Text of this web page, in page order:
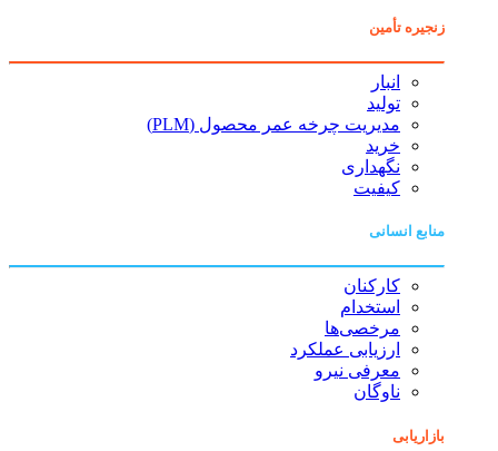
زنجیره تأمین
انبار
تولید
مدیریت چرخه عمر محصول (PLM)
خرید
نگهداری
کیفیت
منابع انسانی
کارکنان
استخدام
مرخصی‌ها
ارزیابی عملکرد
معرفی نیرو
ناوگان
بازاریابی